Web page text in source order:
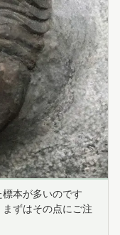
本が多いのです
ずはその点にご注